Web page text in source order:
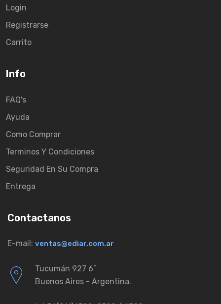
Login
Registrarse
Carrito
Info
FAQ's
Ayuda
Como Comprar
Terminos Y Condiciones
Seguridad En Su Compra
Entrega
Contactanos
E-mail: ventas@ediar.com.ar
Tucumán 927 6ˆ
Buenos Aires - Argentina.